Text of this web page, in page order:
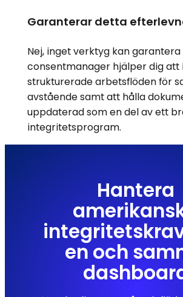
Garanterar detta
Nej, inget verktyg kan
consentmanager hjälper dig att
strukturerade arbetsflöden för
avstående samt att hålla
uppdaterad som en del av ett
integritetsprogram.
Hantera
en och